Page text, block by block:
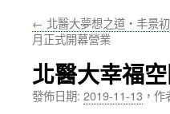
要
容
← 北醫大夢想之道‧丰景
月正式開幕營業
北醫大幸福
發佈日期: 2019-11-13 ， 作